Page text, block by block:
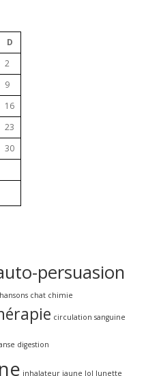
D
2
9
16
23
30
persuasion
chat chimie
circulation sanguine
digestion
inhalateur jaune lol lunette